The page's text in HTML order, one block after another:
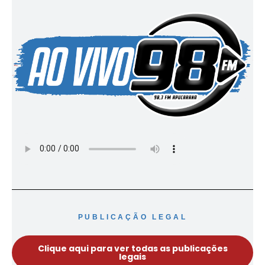
PUBLICAÇÃO LEGAL
Clique aqui para ver todas as publicações
legais